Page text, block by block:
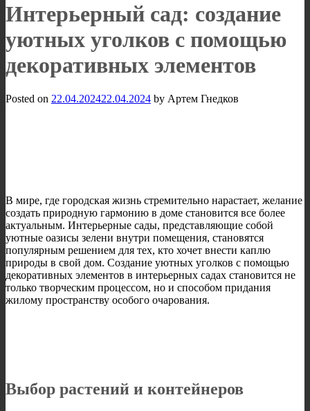
Интерьерный сад: создание
уютных уголков с помощью
декоративных элементов
Posted on 22.04.202422.04.2024 by Артем Гнедков
В мире, где городская жизнь стремительно нарастает, желание
создать природную гармонию в доме становится все более
актуальным. Интерьерные сады, представляющие собой
уютные оазисы зелени внутри помещения, становятся
популярным решением для тех, кто хочет внести каплю
природы в свой дом. Создание уютных уголков с помощью
декоративных элементов в интерьерных садах становится не
только творческим процессом, но и способом придания
жилому пространству особого очарования.
Выбор растений и контейнеров